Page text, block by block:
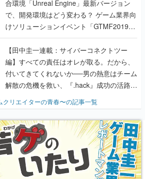
合環境「Unreal Engine」最新バージョン
で、開発環境はどう変わる？ ゲーム業界向
けソリューションイベント「GTMF2019」
に行って、より理解を深めよう【PR】
【田中圭一連載：サイバーコネクトツー
編】すべての責任はオレが取る。だから、
付いてきてくれないか──男の熱意はチーム
解散の危機を救い、『.hack』成功の活路を
開く。業界の快男児・松山 洋に流れる血は
『少年ジャンプ』色だった【若ゲのいた
り】
リエイターの青春〜の記事一覧